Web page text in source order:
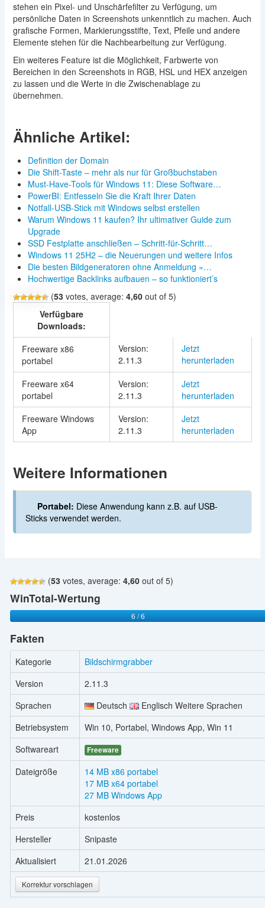
stehen ein Pixel- und Unschärfefilter zu Verfügung, um
persönliche Daten in Screenshots unkenntlich zu machen. Auch
grafische Formen, Markierungsstifte, Text, Pfeile und andere
Elemente stehen für die Nachbearbeitung zur Verfügung.
Ein weiteres Feature ist die Möglichkeit, Farbwerte von
Bereichen in den Screenshots in RGB, HSL und HEX anzeigen
zu lassen und die Werte in die Zwischenablage zu
übernehmen.
Ähnliche Artikel:
Definition der Domain
Die Shift-Taste – mehr als nur für Großbuchstaben
Must-Have-Tools für Windows 11: Diese Software…
PowerBI: Entfesseln Sie die Kraft Ihrer Daten
Notfall-USB-Stick mit Windows selbst erstellen
Warum Windows 11 kaufen? Ihr ultimativer Guide zum
Upgrade
SSD Festplatte anschließen – Schritt-für-Schritt…
Windows 11 25H2 – die Neuerungen und weitere Infos
Die besten Bildgeneratoren ohne Anmeldung »…
Hochwertige Backlinks aufbauen – so funktioniert’s
(53votes, average: 4,60out of 5)
Verfügbare
Downloads:
Freeware x86
portabel
Version:
2.11.3
Jetzt
herunterladen
Freeware x64
portabel
Version:
2.11.3
Jetzt
herunterladen
Freeware Windows
App
Version:
2.11.3
Jetzt
herunterladen
Weitere Informationen
Portabel: Diese Anwendung kann z.B. auf USB-
Sticks verwendet werden.
(53votes, average: 4,60out of 5)
WinTotal-Wertung
6 / 6
Fakten
Kategorie
Bildschirmgrabber
Version
2.11.3
Sprachen
Deutsch
Englisch Weitere Sprachen
Betriebsystem
Win 10, Portabel, Windows App, Win 11
Softwareart
Freeware
Dateigröße
14 MB x86 portabel
17 MB x64 portabel
27 MB Windows App
Preis
kostenlos
Hersteller
Snipaste
Aktualisiert
21.01.2026
Korrektur vorschlagen